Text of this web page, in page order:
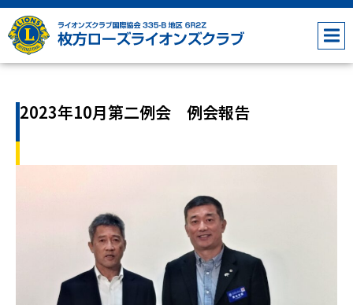
2023年10月第二例会 例会報告